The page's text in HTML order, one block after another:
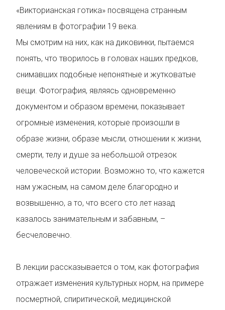
«Викторианская готика» посвящена странным
явлениям в фотографии 19 века.
Мы смотрим на них, как на диковинки, пытаемся
понять, что творилось в головах наших предков,
снимавших подобные непонятные и жутковатые
вещи. Фотография, являясь одновременно
документом и образом времени, показывает
огромные изменения, которые произошли в
образе жизни, образе мысли, отношении к жизни,
смерти, телу и душе за небольшой отрезок
человеческой истории. Возможно то, что кажется
нам ужасным, на самом деле благородно и
возвышенно, а то, что всего сто лет назад
казалось занимательным и забавным, –
бесчеловечно.
В лекции рассказывается о том, как фотография
отражает изменения культурных норм, на примере
посмертной, спиритической, медицинской